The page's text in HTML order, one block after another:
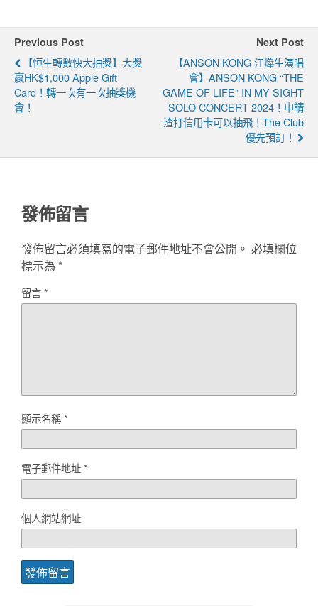
Previous Post
【恒生轉數快大抽獎】大獎
贏HK$1,000 Apple Gift
Card！轉一次有一次抽獎機
會！
Next Post
【ANSON KONG 江𤒹生演唱
會】ANSON KONG “THE
GAME OF LIFE” IN MY SIGHT
SOLO CONCERT 2024！申請
渣打信用卡可以抽飛！The Club
優先預訂！
發佈留言
發佈留言必須填寫的電子郵件地址不會公開。 必填欄位
標示為 *
留言*
顯示名稱*
電子郵件地址*
個人網站網址